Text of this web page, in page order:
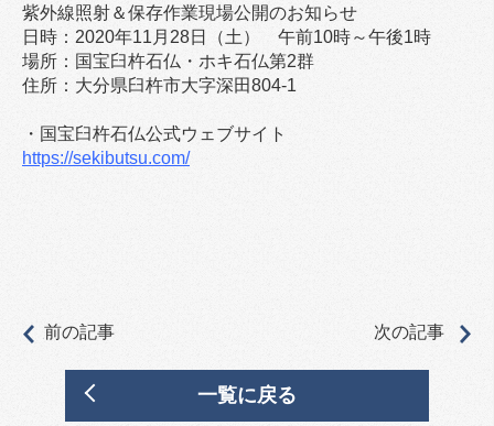
紫外線照射＆保存作業現場公開のお知らせ
日時：2020年11月28日（土） 午前10時～午後1時
場所：国宝臼杵石仏・ホキ石仏第2群
住所：大分県臼杵市大字深田804-1
・国宝臼杵石仏公式ウェブサイト
https://sekibutsu.com/
前の記事 次の記事
一覧に戻る